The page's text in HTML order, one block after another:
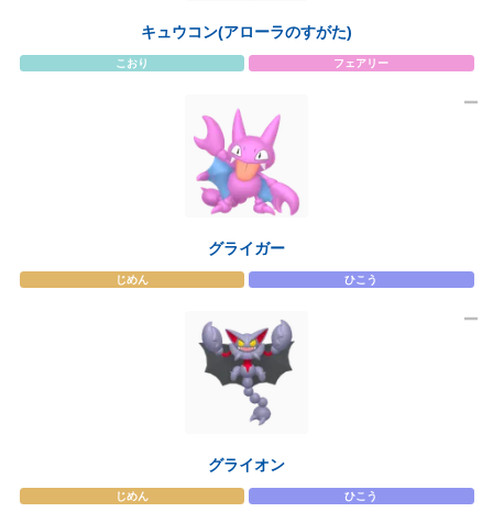
キュウコン(アローラのすがた)
こおり フェアリー
グライガー
じめん ひこう
グライオン
じめん ひこう